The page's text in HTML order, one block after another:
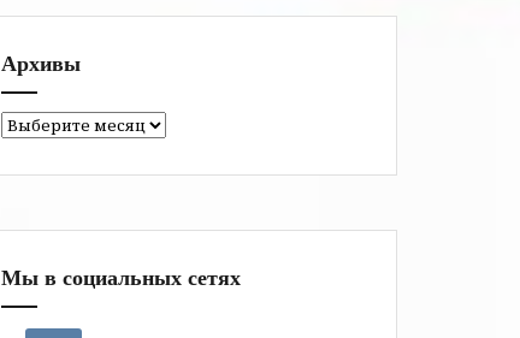
Архивы
Архивы
Мы в социальных сетях